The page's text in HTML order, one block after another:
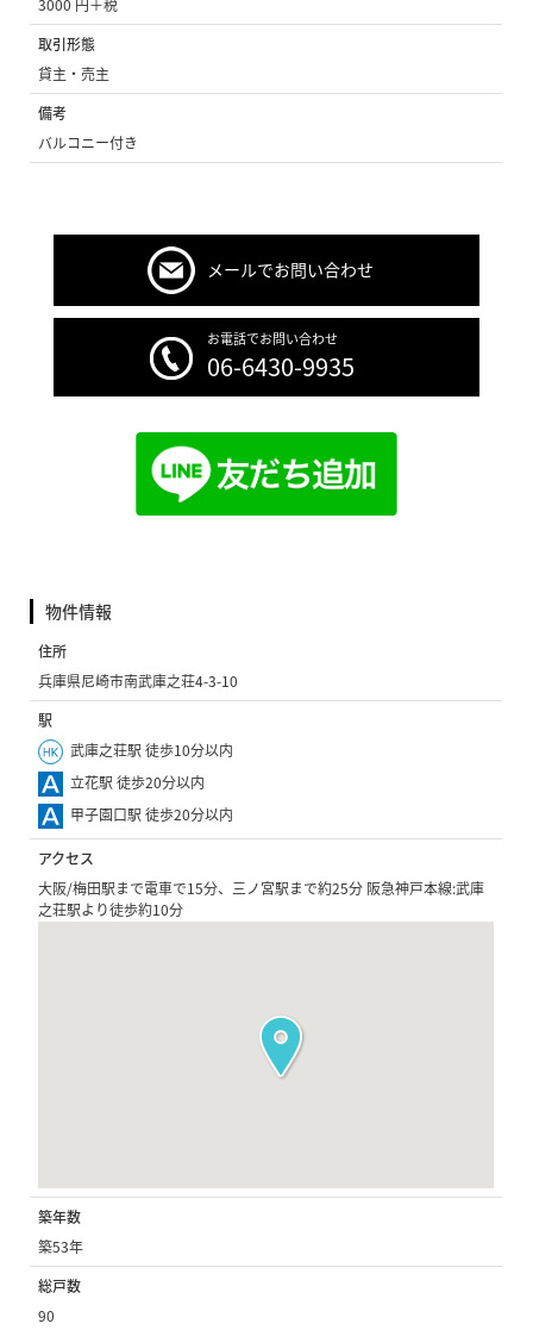
3000 円＋税
取引形態
貸主・売主
備考
バルコニー付き
メールでお問い合わせ
お電話でお問い合わせ
06-6430-9935
物件情報
住所
兵庫県尼崎市南武庫之荘4-3-10
駅
武庫之荘駅 徒歩10分以内
立花駅 徒歩20分以内
甲子園口駅 徒歩20分以内
アクセス
大阪/梅田駅まで電車で15分、三ノ宮駅まで約25分 阪急神戸本線:武庫
之荘駅より徒歩約10分
築年数
築53年
総戸数
90